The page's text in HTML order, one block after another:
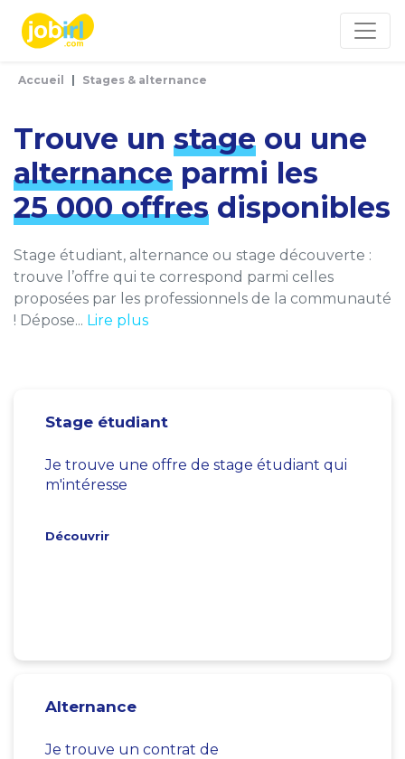
Accueil Stages & alternance
Trouve un stage ou une
alternance parmi les
25 000 offres disponibles
Stage étudiant, alternance ou stage découverte :
trouve l’offre qui te correspond parmi celles
proposées par les professionnels de la communauté
! Dépose... Lire plus
Stage étudiant
Je trouve une offre de stage étudiant qui
m'intéresse
Découvrir
Alternance
Je trouve un contrat de
Panneau de gestion des cookies